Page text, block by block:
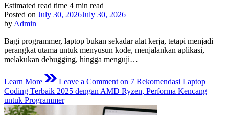
Estimated read time 4 min read
Posted on July 30, 2026July 30, 2026
by Admin
Bagi programmer, laptop bukan sekadar alat kerja, tetapi menjadi
perangkat utama untuk menyusun kode, menjalankan aplikasi,
melakukan debugging, hingga menguji…
Learn More Leave a Comment on 7 Rekomendasi Laptop
Coding Terbaik 2025 dengan AMD Ryzen, Performa Kencang
untuk Programmer